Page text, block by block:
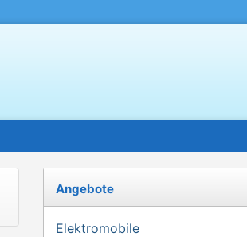
Angebote
Elektromobile